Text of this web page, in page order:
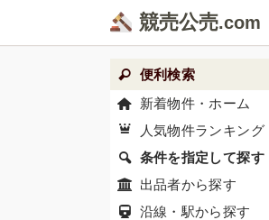
競売公売
便利検索
新着物件・ホーム
人気物件ランキング
条件を指定して探す
出品者から探す
沿線・駅から探す